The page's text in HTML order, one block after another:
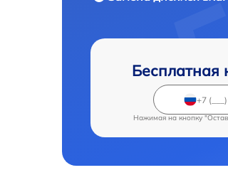
Бесплатная
Нажимая на кнопку